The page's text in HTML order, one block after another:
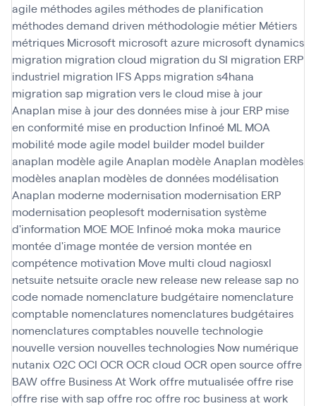
agile méthodes agiles méthodes de planification
méthodes demand driven méthodologie métier Métiers
métriques Microsoft microsoft azure microsoft dynamics
migration migration cloud migration du SI migration ERP
industriel migration IFS Apps migration s4hana
migration sap migration vers le cloud mise à jour
Anaplan mise à jour des données mise à jour ERP mise
en conformité mise en production Infinoé ML MOA
mobilité mode agile model builder model builder
anaplan modèle agile Anaplan modèle Anaplan modèles
modèles anaplan modèles de données modélisation
Anaplan moderne modernisation modernisation ERP
modernisation peoplesoft modernisation système
d'information MOE MOE Infinoé moka moka maurice
montée d'image montée de version montée en
compétence motivation Move multi cloud nagiosxl
netsuite netsuite oracle new release new release sap no
code nomade nomenclature budgétaire nomenclature
comptable nomenclatures nomenclatures budgétaires
nomenclatures comptables nouvelle technologie
nouvelle version nouvelles technologies Now numérique
nutanix O2COCI OCR OCR cloud OCR open sourceoffre
BAWoffre Business At Work offre mutualiséeoffre rise
offre rise with sap offre roc offre roc business at work